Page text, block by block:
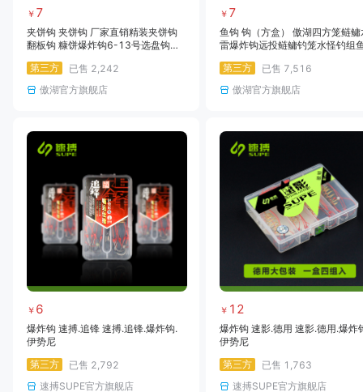
￥ 7
夹饼钩 夹饼钩 厂家直销精装夹饼钩
翻板钩 糠饼爆炸钩6-13号选盘钩新
第三方
已售 2,242
傲湖官方旗舰店
￥ 7
鱼钩 钩（方盒） 傲湖四方笼鲢鳙
雷爆炸钩远投鲢鳙钓笼水怪钓组
第三方
已售 7,516
傲湖官方旗舰店
￥ 6
爆炸钩 速搏.追锋 速搏.追锋.爆炸钩.
伊势尼
第三方
已售 2,792
速搏SUPE官方旗舰店
￥ 12
爆炸钩 速影.德用 速影.德用.爆炸
伊势尼
第三方
已售 1,763
速搏SUPE官方旗舰店